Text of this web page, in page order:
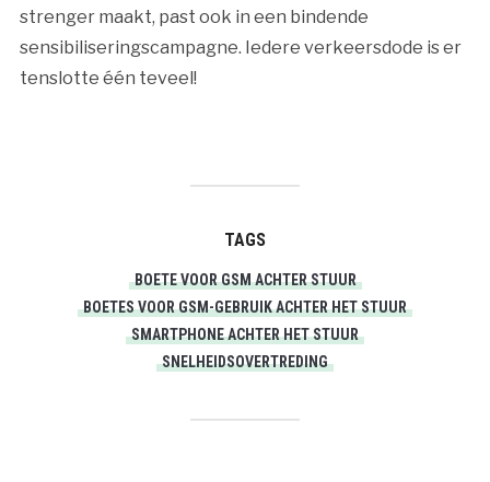
strenger maakt, past ook in een bindende
sensibiliseringscampagne. Iedere verkeersdode is er
tenslotte één teveel!
TAGS
BOETE VOOR GSM ACHTER STUUR
BOETES VOOR GSM-GEBRUIK ACHTER HET STUUR
SMARTPHONE ACHTER HET STUUR
SNELHEIDSOVERTREDING